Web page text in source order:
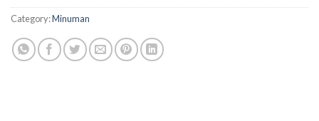
Category:Minuman